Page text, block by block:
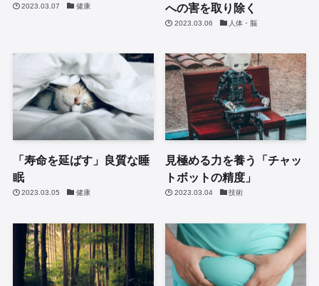
2023.03.07 健康
への害を取り除く
2023.03.06 人体・脳
「寿命を延ばす」良質な睡
眠
2023.03.05 健康
見極める力を養う「チャッ
トボットの精度」
2023.03.04 技術